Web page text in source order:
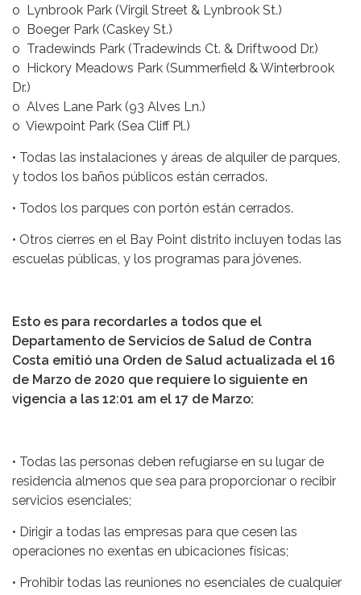
o Lynbrook Park (Virgil Street & Lynbrook St.)
o Boeger Park (Caskey St.)
o Tradewinds Park (Tradewinds Ct. & Driftwood Dr.)
o Hickory Meadows Park (Summerfield & Winterbrook
Dr.)
o Alves Lane Park (93 Alves Ln.)
o Viewpoint Park (Sea Cliff Pl.)
• Todas las instalaciones y áreas de alquiler de parques,
y todos los baños públicos están cerrados.
• Todos los parques con portón están cerrados.
• Otros cierres en el Bay Point distrito incluyen todas las
escuelas públicas, y los programas para jóvenes.
Esto es para recordarles a todos que el
Departamento de Servicios de Salud de Contra
Costa emitió una Orden de Salud actualizada el 16
de Marzo de 2020 que requiere lo siguiente en
vigencia a las 12:01 am el 17 de Marzo:
• Todas las personas deben refugiarse en su lugar de
residencia almenos que sea para proporcionar o recibir
servicios esenciales;
• Dirigir a todas las empresas para que cesen las
operaciones no exentas en ubicaciones físicas;
• Prohibir todas las reuniones no esenciales de cualquier